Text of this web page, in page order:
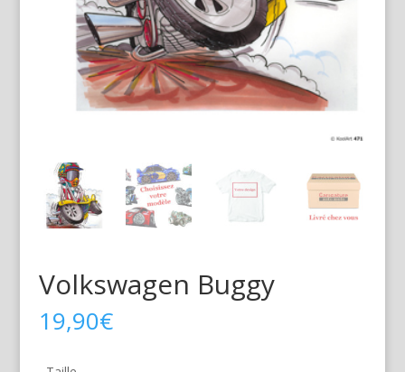
Volkswagen Buggy
19,90€